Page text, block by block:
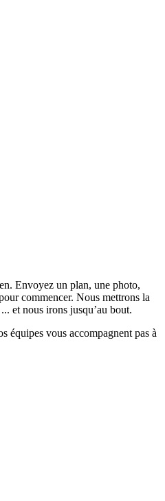
Envoyez un plan, une photo,
commencer. Nous mettrons la
et nous irons jusqu’au bout.
équipes vous accompagnent pas à